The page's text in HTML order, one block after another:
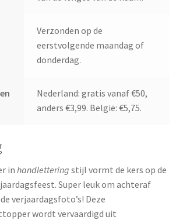
Verzonden op de
eerstvolgende maandag of
donderdag.
Nederland: gratis vanaf €50,
anders €3,99. België: €5,75.
in handlettering stijl vormt de kers op de
Super leuk om achteraf
verjaardagsfoto’s! Deze
wordt vervaardigd uit